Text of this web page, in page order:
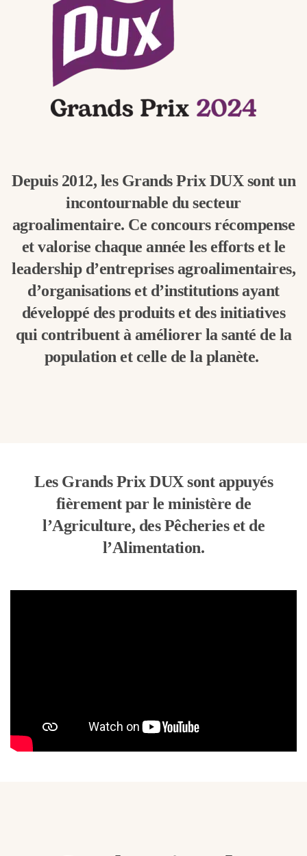
Depuis 2012, les Grands Prix DUX sont un
incontournable du secteur
agroalimentaire. Ce concours récompense
et valorise chaque année les efforts et le
leadership d’entreprises agroalimentaires,
d’organisations et d’institutions ayant
développé des produits et des initiatives
qui contribuent à améliorer la santé de la
population et celle de la planète.
Les Grands Prix DUX sont appuyés
fièrement par le ministère de
l’Agriculture, des Pêcheries et de
l’Alimentation.